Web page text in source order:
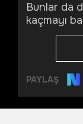
Bunlar da
kaçmayı
PAYLAŞ